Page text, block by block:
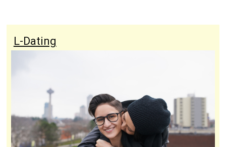
L-Dating